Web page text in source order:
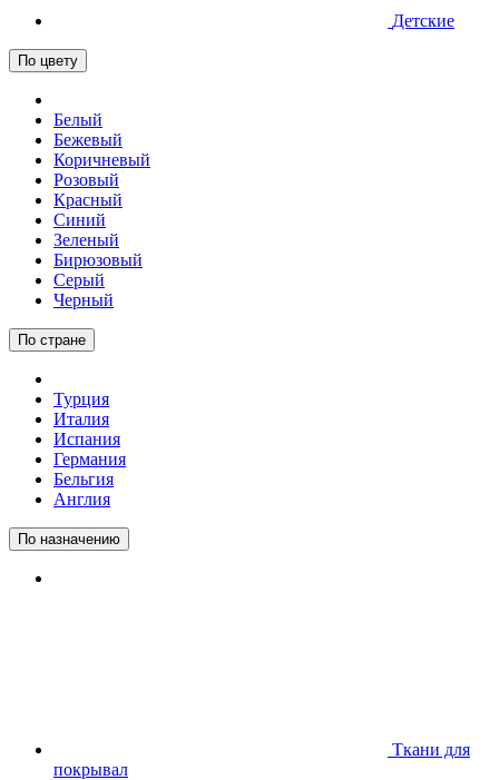
Детские
По цвету
Белый
Бежевый
Коричневый
Розовый
Красный
Синий
Зеленый
Бирюзовый
Серый
Черный
По стране
Турция
Италия
Испания
Германия
Бельгия
Англия
По назначению
Ткани для
покрывал